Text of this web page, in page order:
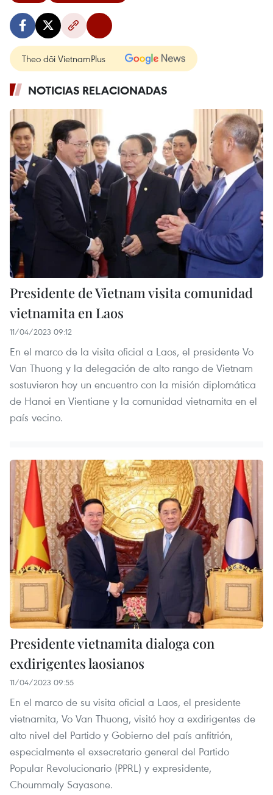
Theo dõi VietnamPlus
NOTICIAS RELACIONADAS
Presidente de Vietnam visita comunidad
vietnamita en Laos
11/04/2023 09:12
En el marco de la visita oficial a Laos, el presidente Vo
Van Thuong y la delegación de alto rango de Vietnam
sostuvieron hoy un encuentro con la misión diplomática
de Hanoi en Vientiane y la comunidad vietnamita en el
país vecino.
Presidente vietnamita dialoga con
exdirigentes laosianos
11/04/2023 09:55
En el marco de su visita oficial a Laos, el presidente
vietnamita, Vo Van Thuong, visitó hoy a exdirigentes de
alto nivel del Partido y Gobierno del país anfitrión,
especialmente el exsecretario general del Partido
Popular Revolucionario (PPRL) y expresidente,
Choummaly Sayasone.